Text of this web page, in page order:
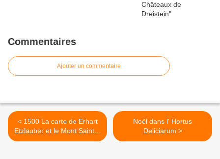
Commentaires
Ajouter un commentaire
< 1500 La carte de Erhart
Etzlauber et le Mont Sainte-
Odile
Noël dans l' Hortus
Deliciarum >